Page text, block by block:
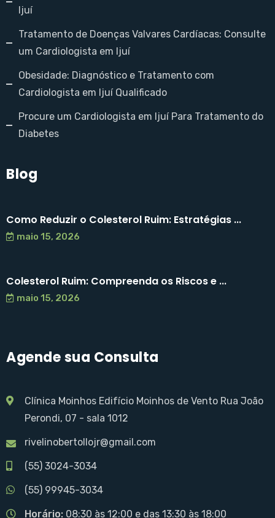
Ijuí
Tratamento de Doenças Valvares Cardíacas: Consulte
um Cardiologista em Ijuí
Obesidade: Diagnóstico e Tratamento com
Cardiologista em Ijuí Qualificado
Procure um Cardiologista em Ijuí Para Tratamento do
Diabetes
Blog
Como Reduzir o Colesterol Ruim: Estratégias ...
maio 15, 2026
Colesterol Ruim: Compreenda os Riscos e ...
maio 15, 2026
Agende sua Consulta
Clínica Moinhos Edifício Moinhos de Vento Rua João
Perondi, 07 - sala 1012
rivelinobertollojr@gmail.com
(55) 3024-3034
(55) 99945-3034
Horário: 08:30 às 12:00 e das 13:30 às 18:00